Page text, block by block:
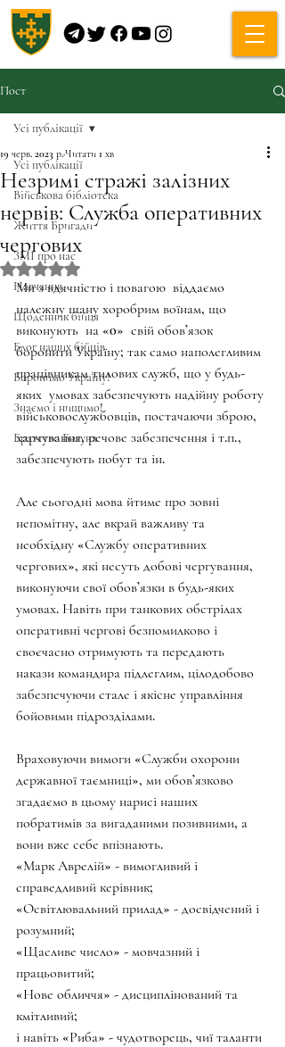
Пост
Усі публікації
Військова бібліотека
Життя Бригади
ЗМІ про нас
Навчання
Щоденник бійця
Блог наших бійців
Боронимо Україну!
Знаємо і нищимо!
Братство Богуна
Усі публікації
Незримі стражі залізних
нервів: Служба оперативних
чергових
19 черв. 2023 р.Читати 1 хв
Оцінка: NaN з 5 зірок.
Ми з вдячністю і повагою  віддаємо
належну шану хоробрим воїнам, що
виконують  на «0»  свій обов’язок
боронити Україну; так само наполегливим
працівникам тилових служб, що у будь-
яких  умовах забезпечують надійну роботу
військовослужбовців, постачаючи зброю,
харчування, речове забезпечення і т.п.,
забезпечують побут та ін.
Але сьогодні мова йтиме про зовні
непомітну, але вкрай важливу та
необхідну «Службу оперативних
чергових», які несуть добові чергування,
виконуючи свої обов’язки в будь-яких
умовах. Навіть при танкових обстрілах
оперативні чергові безпомилково і
своєчасно отримують та передають
накази командира підлеглим, цілодобово
забезпечуючи стале і якісне управління
бойовими підрозділами.
Враховуючи вимоги «Служби охорони
державної таємниці», ми обов’язково
згадаємо в цьому нарисі наших
побратимів за вигаданими позивними, а
вони вже себе впізнають.
«Марк Аврелій» - вимогливий і
справедливий керівник;
«Освітлювальний прилад» - досвідчений і
розумний;
«Щасливе число» - мовчазний і
працьовитий;
«Нове обличчя» - дисциплінований та
кмітливий;
і навіть «Риба» - чудотворець, чиї таланти